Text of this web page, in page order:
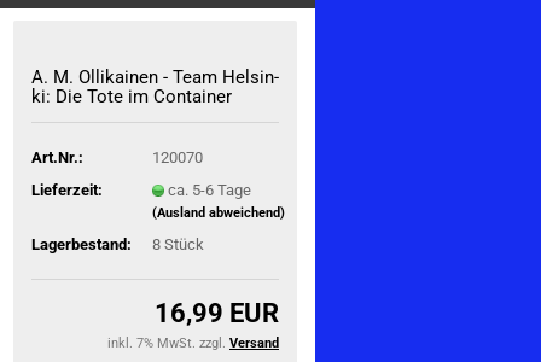
A. M. Ol­li­kai­nen - Team Hel­sin­
ki: Die Tote im Con­tai­ner
Art.Nr.:
120070
Lieferzeit:
ca. 5-6 Tage
(Ausland abweichend)
Lagerbestand: 8Stück
16,99 EUR
inkl. 7% MwSt. zzgl. Versand